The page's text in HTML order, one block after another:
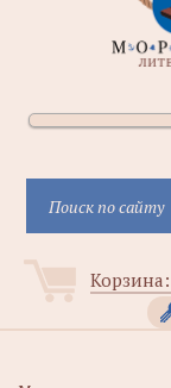
Корзина: